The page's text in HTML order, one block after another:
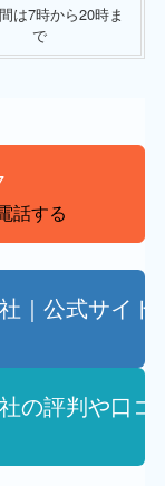
は7時から20時ま
で
話する
｜公式サイト
の評判や口コ